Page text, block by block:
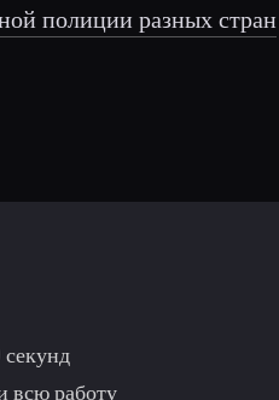
полиции разных стран
всю работу